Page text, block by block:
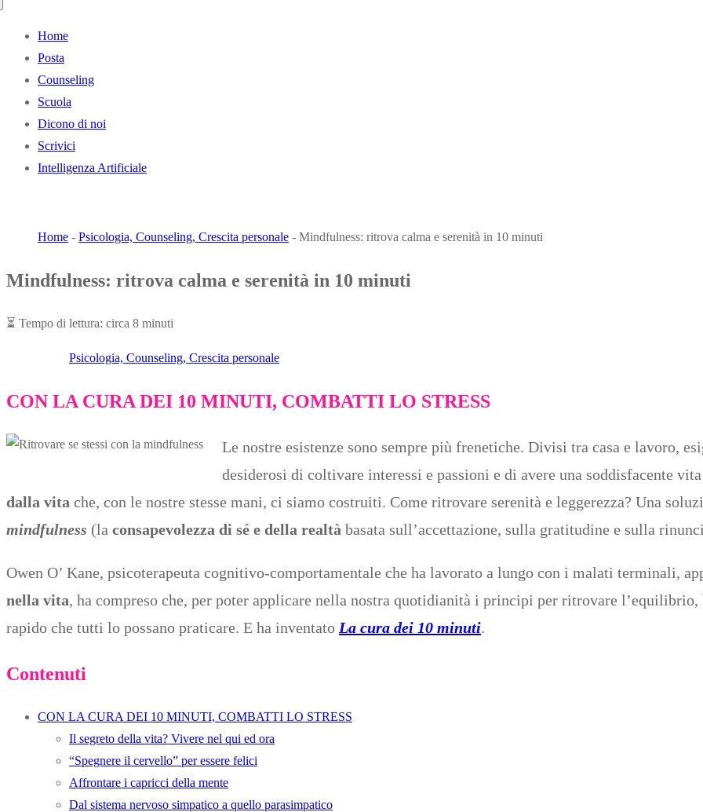
Home
Posta
Counseling
Scuola
Dicono di noi
Scrivici
Intelligenza Artificiale
Home - Psicologia, Counseling, Crescita personale - Mindfulness: ritrova calma e serenità in 10 minuti
Mindfulness: ritrova calma e serenità in 10 minuti
⏳ Tempo di lettura: circa 8 minuti
Psicologia, Counseling, Crescita personale
CON LA CURA DEI 10 MINUTI, COMBATTI LO STRESS
Le nostre esistenze sono sempre più frenetiche. Divisi tra casa e lavoro,
desiderosi di coltivare interessi e passioni e di avere una soddisfacente
dalla vita che, con le nostre stesse mani, ci siamo costruiti. Come ritrovare serenità e leggerezza? Una
mindfulness (la consapevolezza di sé e della realtà basata sull’accettazione, sulla gratitudine e sulla
Owen O’ Kane, psicoterapeuta cognitivo-comportamentale che ha lavorato a lungo con i malati terminali,
nella vita, ha compreso che, per poter applicare nella nostra quotidianità i principi per ritrovare
rapido che tutti lo possano praticare. E ha inventato La cura dei 10 minuti.
Contenuti
CON LA CURA DEI 10 MINUTI, COMBATTI LO STRESS
Il segreto della vita? Vivere nel qui ed ora
“Spegnere il cervello” per essere felici
Affrontare i capricci della mente
Dal sistema nervoso simpatico a quello parasimpatico